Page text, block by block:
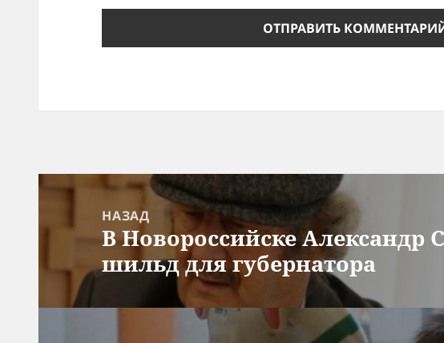
Навигация
записям
НАЗАД
Предыдущая
запись:
В Новороссийске Александр
шильд для губернатора